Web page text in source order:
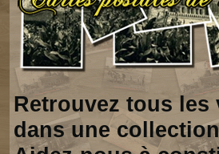
Retrouvez tous
dans une